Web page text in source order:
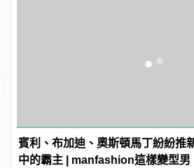
賓利、布加迪、奧斯頓馬丁紛紛推
中的霸主 | manfashion這樣變型男